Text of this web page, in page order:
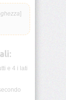
]
e 4 i lati